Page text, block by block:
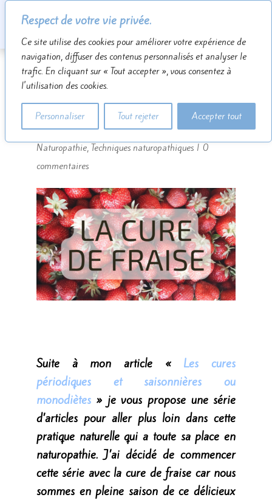
Respect de votre vie privée.
Ce site utilise des cookies pour améliorer votre expérience de
navigation, diffuser des contenus personnalisés et analyser le
trafic. En cliquant sur « Tout accepter », vous consentez à
l'utilisation des cookies.
Personnaliser Tout rejeter Accepter tout
La cure de fraise
parSébastien Baudot|27 Mai 2022|
Naturopathie, Techniques naturopathiques| 0
commentaires
Suite à mon article « Les cures
périodiques et saisonnières ou
monodiètes» je vous propose une série
d’articles pour aller plus loin dans cette
pratique naturelle qui a toute sa place en
naturopathie. J’ai décidé de commencer
cette série avec la cure de fraise car nous
sommes en pleine saison de ce délicieux